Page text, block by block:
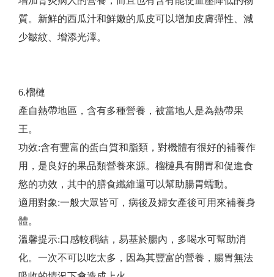
質。新鮮的西瓜汁和鮮嫩的瓜皮可以增加皮膚彈性、減
少皺紋、增添光澤。
6.榴槤
產自熱帶地區，含有多種營養，被當地人是為熱帶果
王。
功效:含有豐富的蛋白質和脂類，對機體有很好的補養作
用，是良好的果品類營養來源。榴槤具有開胃和促進食
慾的功效，其中的膳食纖維還可以幫助腸胃蠕動。
適用對象:一般大眾皆可，病後及婦女產後可用來補養身
體。
​溫馨提示:口感較稠結，易基於腸內，多喝水可幫助消
化。一次不可以吃太多，因為其豐富的營養，腸胃無法